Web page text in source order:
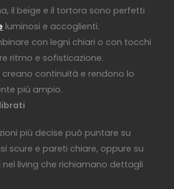
il beige e il tortora sono perfetti
luminosi e accoglienti.
con legni chiari o con tocchi
ritmo e sofisticazione.
continuità e rendono lo
più ampio.
più decise può puntare su
scure e pareti chiare, oppure su
living che richiamano dettagli